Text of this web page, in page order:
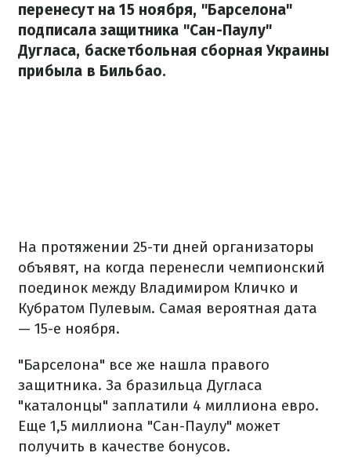
перенесут на 15 ноября, "Барселона"
подписала защитника "Сан-Паулу"
Дугласа, баскетбольная сборная Украины
прибыла в Бильбао.
На протяжении 25-ти дней организаторы
объявят, на когда перенесли чемпионский
поединок между Владимиром Кличко и
Кубратом Пулевым. Самая вероятная дата
— 15-е ноября.
"Барселона" все же нашла правого
защитника. За бразильца Дугласа
"каталонцы" заплатили 4 миллиона евро.
Еще 1,5 миллиона "Сан-Паулу" может
получить в качестве бонусов.